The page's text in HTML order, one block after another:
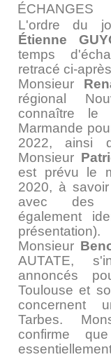
ÉCHANGES
L'ordre du
Étienne
temps
retracé ci-
Monsieur
régional
connaître le
Marmande
2022, ainsi
Monsieur
est prévu le
2020, à
avec des
également
présentation).
Monsieur
AUTATE,
annoncés
Toulouse et
concernent
Tarbes.
confirme